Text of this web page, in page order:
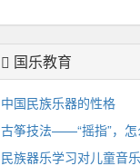
国乐教育
中国民族乐器的性格
古筝技法——“摇指”，怎
民族器乐学习对儿童音